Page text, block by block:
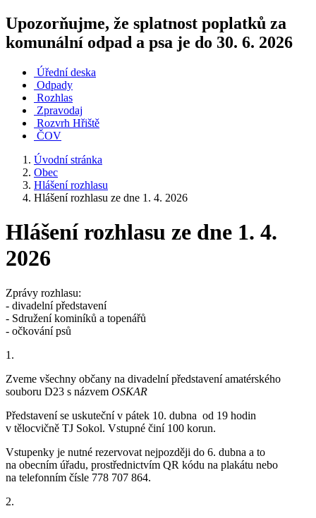
Upozorňujme, že splatnost poplatků za
komunální odpad a psa je do 30. 6. 2026
Úřední deska
Odpady
Rozhlas
Zpravodaj
Rozvrh Hřiště
ČOV
Úvodní stránka
Obec
Hlášení rozhlasu
Hlášení rozhlasu ze dne 1. 4. 2026
Hlášení rozhlasu ze dne 1. 4.
2026
Zprávy rozhlasu:
- divadelní představení
- Sdružení kominíků a topenářů
- očkování psů
1.
Zveme všechny občany na divadelní představení amatérského
souboru D23 s názvem OSKAR
Představení se uskuteční v pátek 10. dubna od 19 hodin
v tělocvičně TJ Sokol. Vstupné činí 100 korun.
Vstupenky je nutné rezervovat nejpozději do 6. dubna a to
na obecním úřadu, prostřednictvím QR kódu na plakátu nebo
na telefonním čísle 778 707 864.
2.